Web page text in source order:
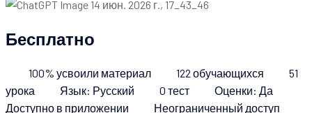
Бесплатно
100% усвоили материал 122 обучающихся
51
урока
Язык: Русский 0 тест Оценки: Да
Доступно в приложении
Неограниченный доступ